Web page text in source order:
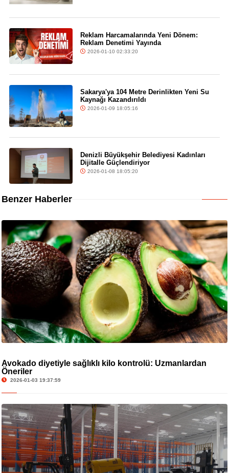
Reklam Harcamalarında Yeni Dönem:
Reklam Denetimi Yayında
2026-01-10 02:33:20
Sakarya'ya 104 Metre Derinlikten Yeni Su
Kaynağı Kazandırıldı
2026-01-09 18:05:16
Denizli Büyükşehir Belediyesi Kadınları
Dijitalle Güçlendiriyor
2026-01-08 18:05:20
Benzer Haberler
Avokado diyetiyle sağlıklı kilo kontrolü: Uzmanlardan
Öneriler
2026-01-03 19:37:59